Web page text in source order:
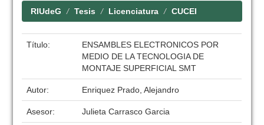
RIUdeG Tesis Licenciatura CUCEI
Título:
ENSAMBLES ELECTRONICOS POR
MEDIO DE LA TECNOLOGIA DE
MONTAJE SUPERFICIAL SMT
Autor: Enriquez Prado, Alejandro
Asesor: Julieta Carrasco Garcia